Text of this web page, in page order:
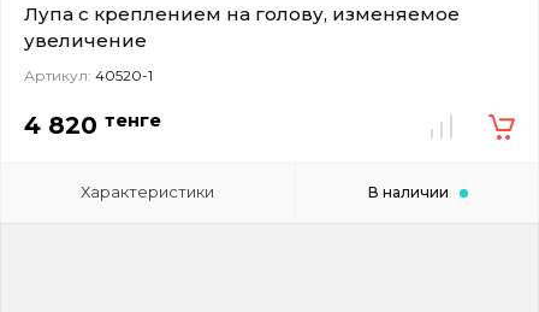
Лупа с креплением на голову, изменяемое
увеличение
Артикул: 40520-1
4 820 тенге
Характеристики В наличии